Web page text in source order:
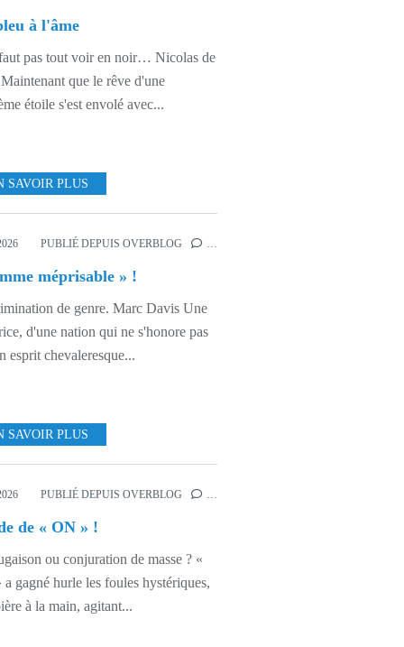
à l'âme
pas tout voir en noir… Nicolas de
que le rêve d'une
étoile s'est envolé avec...
SAVOIR PLUS
MONDE
PUBLIÉ DEPUIS OVERBLOG …
méprisable » !
de genre. Marc Davis Une
d'une nation qui ne s'honore pas
esprit chevaleresque...
SAVOIR PLUS
,ETHNOLOGIE SPORTIVE
PUBLIÉ DEPUIS OVERBLOG …
de « ON » !
ou conjuration de masse ? «
gagné hurle les foules hystériques,
à la main, agitant...